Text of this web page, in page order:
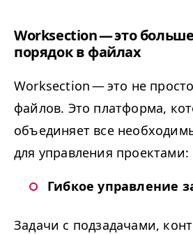
Work­sec­tion — это
порядок в файлах
Work­sec­tion — это не
файлов. Это платформа,
объединяет все
для управления проектами:
Гибкое управление
Задачи с подзадачами,